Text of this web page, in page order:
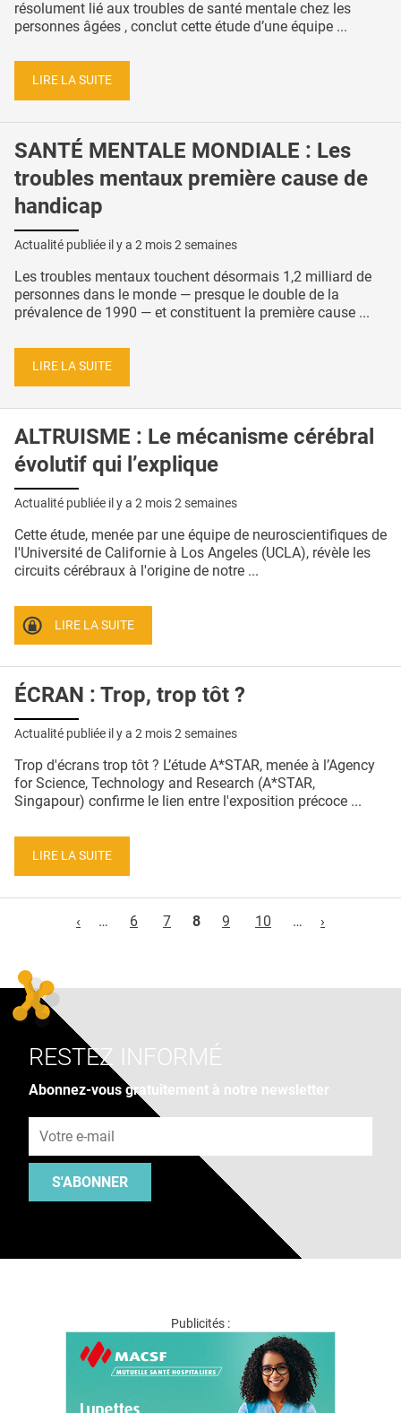
résolument lié aux troubles de santé mentale chez les
personnes âgées , conclut cette étude d’une équipe ...
LIRE LA SUITE
SANTÉ MENTALE MONDIALE : Les
troubles mentaux première cause de
handicap
Actualité publiée il y a 2 mois 2 semaines
Les troubles mentaux touchent désormais 1,2 milliard de
personnes dans le monde — presque le double de la
prévalence de 1990 — et constituent la première cause ...
LIRE LA SUITE
ALTRUISME : Le mécanisme cérébral
évolutif qui l’explique
Actualité publiée il y a 2 mois 2 semaines
Cette étude, menée par une équipe de neuroscientifiques de
l'Université de Californie à Los Angeles (UCLA), révèle les
circuits cérébraux à l'origine de notre ...
LIRE LA SUITE
ÉCRAN : Trop, trop tôt ?
Actualité publiée il y a 2 mois 2 semaines
Trop d'écrans trop tôt ? L’étude A*STAR, menée à l’Agency
for Science, Technology and Research (A*STAR,
Singapour) confirme le lien entre l'exposition précoce ...
LIRE LA SUITE
‹
… 6 7 8 9 10 … ›
RESTEZ INFORMÉ
Abonnez-vous gratuitement à notre newsletter
S'ABONNER
Publicités :